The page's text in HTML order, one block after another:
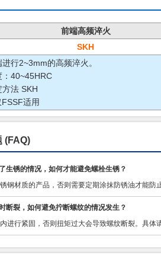
前端高频淬火
SKH
进行2~3mm的高频淬火。
：40~45HRC
方法 SKH
FSSF适用
(FAQ)
生锈的情况，如何才能避免螺栓生锈？
钢材质的产品，否则需要定期涂抹防锈油才能防
断裂，如何避免拧断螺纹的情况发生？
进行紧固，否则扭矩过大会导致螺纹断裂。具体